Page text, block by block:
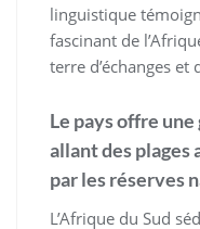
linguistique
fascinant de
terre d’échanges
Le pays offre
allant des plages
par les réserves
L’Afrique du Sud